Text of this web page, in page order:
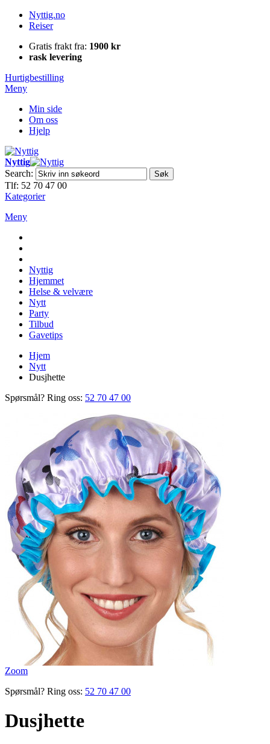
Nyttig.no
Reiser
Gratis frakt fra: 1900 kr
rask levering
Hurtigbestilling
Meny
Min side
Om oss
Hjelp
Nyttig
Search:
Søk
Tlf: 52 70 47 00
Kategorier
Meny
Nyttig
Hjemmet
Helse & velvære
Nytt
Party
Tilbud
Gavetips
Hjem
Nytt
Dusjhette
Spørsmål? Ring oss: 52 70 47 00
Zoom
Spørsmål? Ring oss: 52 70 47 00
Dusjhette